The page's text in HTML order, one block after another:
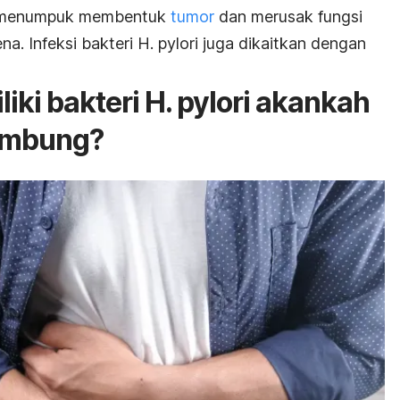
membentuk tumor dan merusak fungsi
Infeksi bakteri H. pylori juga dikaitkan dengan
bakteri H. pylori akankah